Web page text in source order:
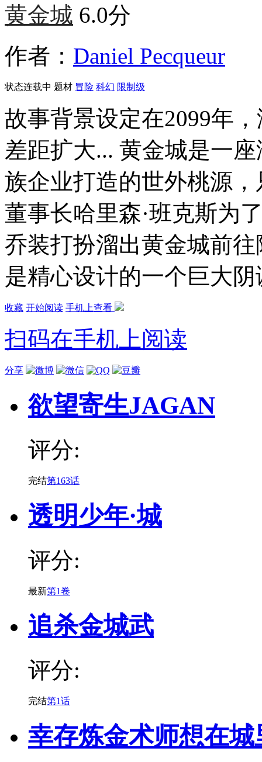
黄金城 6.0分
作者： Daniel Pecqueur
状态连载中 题材 冒险 科幻 限制级
故事背景设定在2099年
差距扩大... 黄金城是一
族企业打造的世外桃源
董事长哈里森·班克斯为
乔装打扮溜出黄金城前
是精心设计的一个巨大阴
收藏 开始阅读 手机上查看
扫码在手机上阅读
分享
欲望寄生JAGAN
评分:
完结第163话
透明少年·城
评分:
最新第1卷
追杀金城武
评分:
完结第1话
幸存炼金术师想在